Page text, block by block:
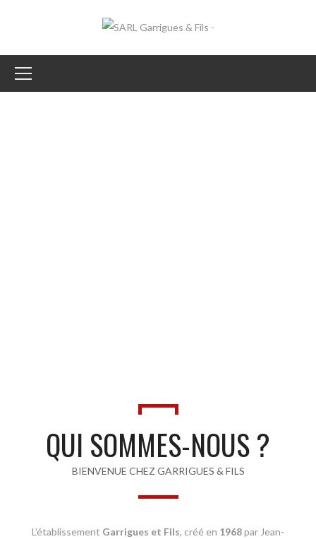
QUI SOMMES-NOUS ?
BIENVENUE CHEZ GARRIGUES & FILS
L’établissement Garrigues et Fils, créé en 1968par Jean-